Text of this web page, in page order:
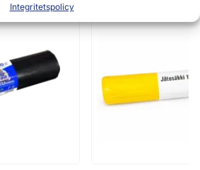
Integritetspolicy